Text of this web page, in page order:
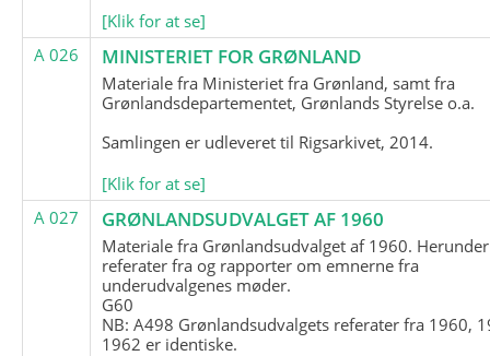
[Klik for at se]
A 026
MINISTERIET FOR GRØNLAND
Materiale fra Ministeriet fra Grønland, samt fra
Grønlandsdepartementet, Grønlands Styrelse o.a.
Samlingen er udleveret til Rigsarkivet, 2014.
[Klik for at se]
A 027
GRØNLANDSUDVALGET AF 1960
Materiale fra Grønlandsudvalget af 1960. Herunder
referater fra og rapporter om emnerne fra
underudvalgenes møder.
G60
NB: A498 Grønlandsudvalgets referater fra 1960,
1962 er identiske.